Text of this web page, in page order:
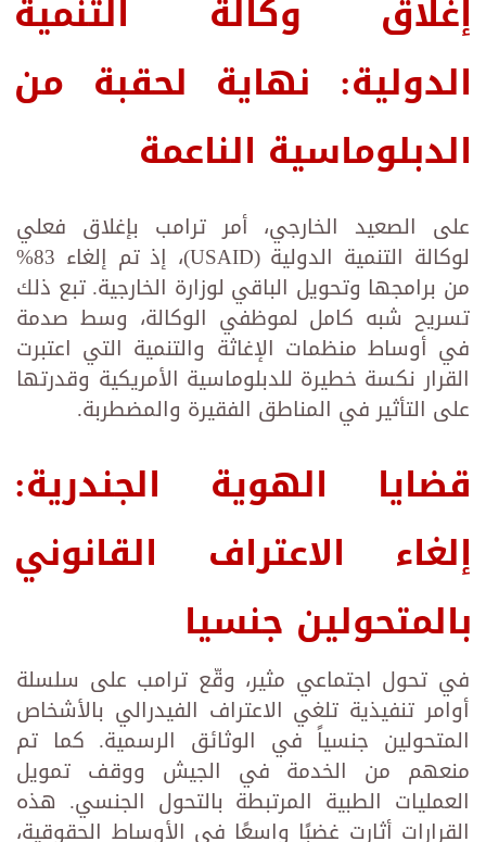
إغلاق وكالة التنمية
الدولية: نهاية لحقبة من
الدبلوماسية الناعمة
على الصعيد الخارجي، أمر ترامب بإغلاق فعلي
لوكالة التنمية الدولية (USAID)، إذ تم إلغاء 83%
من برامجها وتحويل الباقي لوزارة الخارجية. تبع ذلك
تسريح شبه كامل لموظفي الوكالة، وسط صدمة
في أوساط منظمات الإغاثة والتنمية التي اعتبرت
القرار نكسة خطيرة للدبلوماسية الأمريكية وقدرتها
على التأثير في المناطق الفقيرة والمضطربة.
قضايا الهوية الجندرية:
إلغاء الاعتراف القانوني
بالمتحولين جنسيا
في تحول اجتماعي مثير، وقّع ترامب على سلسلة
أوامر تنفيذية تلغي الاعتراف الفيدرالي بالأشخاص
المتحولين جنسياً في الوثائق الرسمية. كما تم
منعهم من الخدمة في الجيش ووقف تمويل
العمليات الطبية المرتبطة بالتحول الجنسي. هذه
القرارات أثارت غضبًا واسعًا في الأوساط الحقوقية،